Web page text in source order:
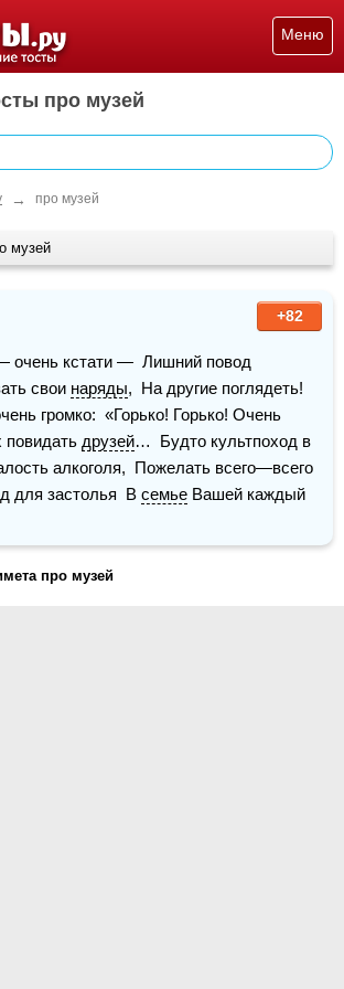
Меню
про музей
→ про музей
музей
+82
очень кстати —  Лишний повод
свои наряды,  На другие поглядеть!
громко:  «Горько! Горько! Очень
повидать друзей…  Будто культпоход в
алкоголя,  Пожелать всего—всего
для застолья  В семье Вашей каждый
про музей